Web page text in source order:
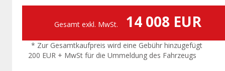
Gesamt exkl. MwSt. 14 008 EUR
* Zur Gesamtkaufpreis wird eine Gebühr hinzugefügt
200 EUR + MwSt für die Ummeldung des Fahrzeugs